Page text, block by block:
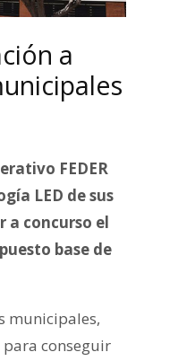
a
FEDER
LED de sus
a concurso el
base de
municipales,
conseguir